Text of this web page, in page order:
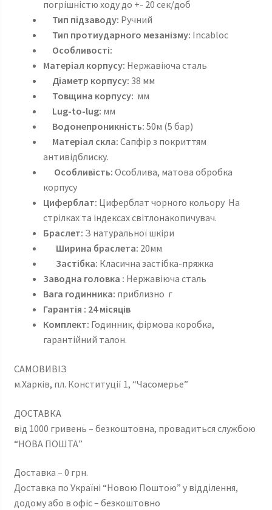
погрішністю ходу до +- 20 сек/доб
Тип підзаводу: Ручний
Тип протиударного мезанізму: Incabloc
Особливості:
Матеріал корпусу: Нержавіюча сталь
Діаметр корпусу: 38 мм
Товщина корпусу: мм
Lug-to-lug: мм
Водонепроникність: 50м (5 бар)
Матеріал скла: Сапфір з покриттям
антивідблиску.
Особливість: Особлива, матова обробка
корпусу
Циферблат: Циферблат чорного кольору На
стрілках та індексах світлонакопичувач.
Браслет: З натуральної шкіри
Ширина браслета: 20мм
Застібка: Класична застібка-пряжка
Заводна головка : Нержавіюча сталь
Вага годинника: приблизно г
Гарантія : 24 місяців
Комплект: Годинник, фірмова коробка,
гарантійний талон.
САМОВИВІЗ
м.Харків, пл. Конституції 1, “Часомерье”
ДОСТАВКА
від 1000 гривень – безкоштовна, провадиться службою
“НОВА ПОШТА”
Доставка – 0 грн.
Доставка по Україні “Новою Поштою” у відділення,
додому або в офіс – безкоштовно